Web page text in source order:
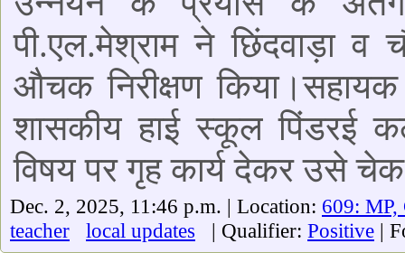
पी.एल.मेश्राम ने छिंदवाड़ा व
औचक निरीक्षण
शासकीय हाई स्कूल पिंडरई
विषय पर गृह कार्य देकर उसे
Dec. 2, 2025, 11:46 p.m. | Location: 609: MP,
teacher
local updates | Qualifier: Positive |